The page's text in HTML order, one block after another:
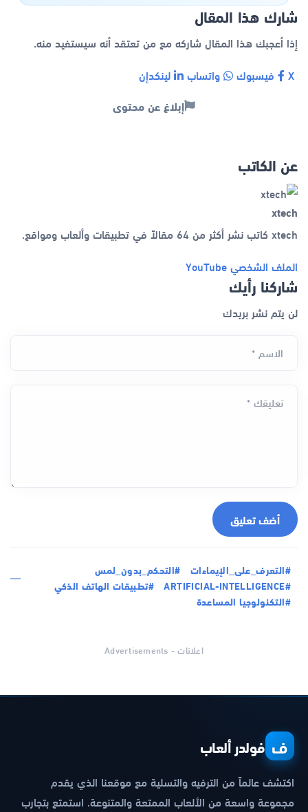
شارك هذا المقال
إذا أعجبك هذا المقال شاركه مع من تعتقد أنه سيستفيد منه.
فيسبوك واتساب لينكدإن
إبلاغ عن محتوى
عن الكاتب
xtech
xtech كاتب نشر أكثر من 64 مقالاً في تطبيقات وألعاب ومواقع.
الملف الشخصي YouTube
شاركنا رأيك
لن يتم نشر بريدك
الاسم *
تعليقك *
أضف تعليق
#التعرف_على_الإيماءات
#التحكم_بدون_لمس
#ARTIFICIAL-INTELLIGENCE
#تطبيقات الهاتف الذكي
#التكنولوجيا المساعدة
اعلانات - Advertisements
ف فولدر ألعاب
اكتشف عالماً من الترفيه والتسلية مع موقعنا الذي يقدم
مجموعة واسعة من الألعاب الممتعة والمتنوعة. استمتع بتجارب